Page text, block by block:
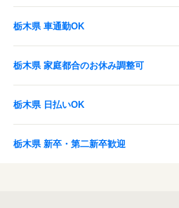
栃木県 車通勤OK
栃木県 家庭都合のお休み調整可
栃木県 日払いOK
栃木県 新卒・第二新卒歓迎